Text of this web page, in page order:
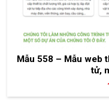
Mẫu 558 – Mẫu web
tử,